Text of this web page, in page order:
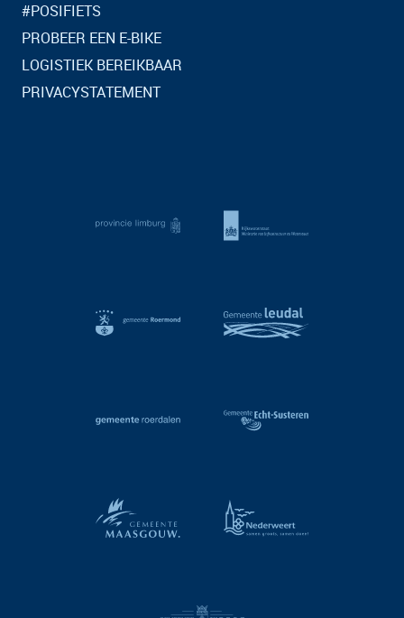
#POSIFIETS
PROBEER EEN E-BIKE
LOGISTIEK BEREIKBAAR
PRIVACYSTATEMENT